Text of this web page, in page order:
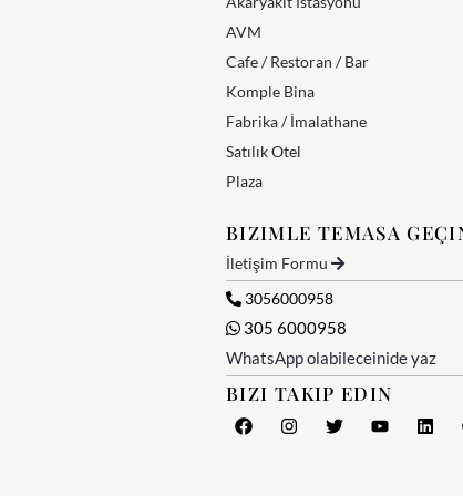
AVM
Cafe / Restoran / Bar
Komple Bina
Fabrika / İmalathane
Satılık Otel
Plaza
BIZIMLE TEMASA
İletişim Formu
3056000958
305 6000958
WhatsApp olabileceinide yaz
BIZI TAKIP EDIN